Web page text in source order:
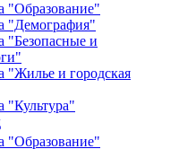
"Образование"
"Демография"
"Безопасные и
"Жилье и городская
"Культура"
"Образование"